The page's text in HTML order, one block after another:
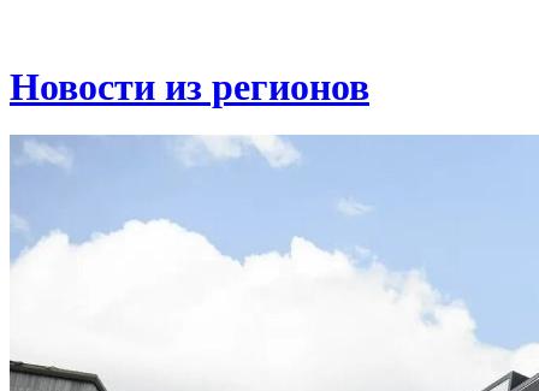
Новости из регионов